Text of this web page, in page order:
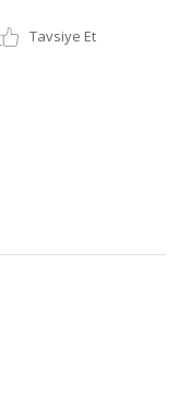
Tavsiye Et